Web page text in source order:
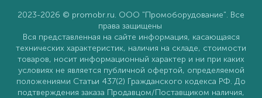
2023-2026 © promobr.ru. ООО "Промоборудование". Все
права защищены
Вся представленная на сайте информация, касающаяся
технических характеристик, наличия на складе, стоимости
товаров, носит информационный характер и ни при каких
условиях не является публичной офертой, определяемой
положениями Статьи 437(2) Гражданского кодекса РФ. До
подтверждения заказа Продавцом/Поставщиком наличия,